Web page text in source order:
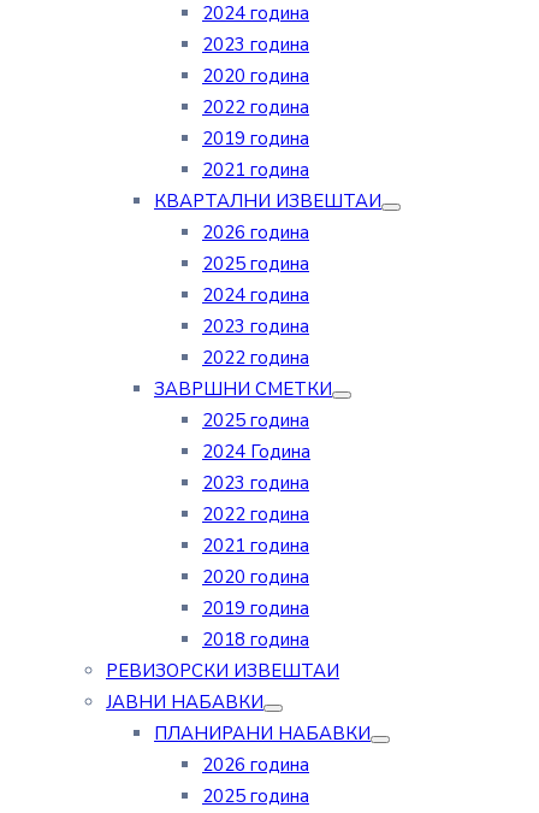
2024 година
2023 година
2020 година
2022 година
2019 година
2021 година
КВАРТАЛНИ ИЗВЕШТАИ
2026 година
2025 година
2024 година
2023 година
2022 година
ЗАВРШНИ СМЕТКИ
2025 година
2024 Година
2023 година
2022 година
2021 година
2020 година
2019 година
2018 година
РЕВИЗОРСКИ ИЗВЕШТАИ
ЈАВНИ НАБАВКИ
ПЛАНИРАНИ НАБАВКИ
2026 година
2025 година